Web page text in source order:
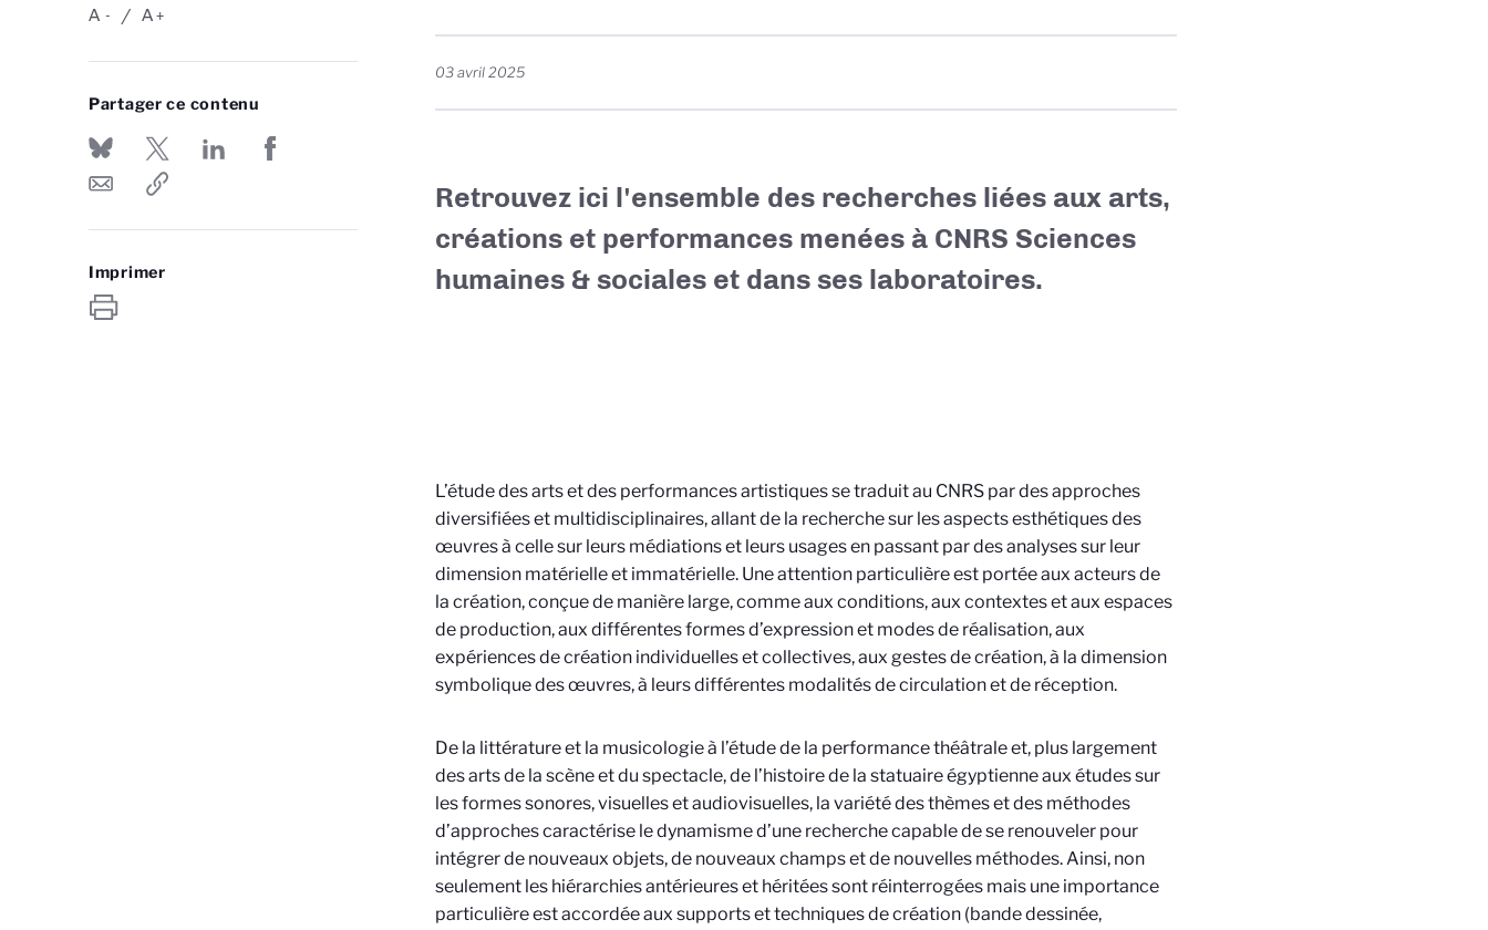
-
A +
A
Partager ce contenu
Imprimer
03 avril 2025
Retrouvez ici l'ensemble des recherches liées aux arts,
créations et performances menées à CNRS Sciences
humaines & sociales et dans ses laboratoires.
L’étude des arts et des performances artistiques se traduit au CNRS par des approches
diversifiées et multidisciplinaires, allant de la recherche sur les aspects esthétiques des
œuvres à celle sur leurs médiations et leurs usages en passant par des analyses sur leur
dimension matérielle et immatérielle. Une attention particulière est portée aux acteurs de
la création, conçue de manière large, comme aux conditions, aux contextes et aux espaces
de production, aux différentes formes d’expression et modes de réalisation, aux
expériences de création individuelles et collectives, aux gestes de création, à la dimension
symbolique des œuvres, à leurs différentes modalités de circulation et de réception.
De la littérature et la musicologie à l’étude de la performance théâtrale et, plus largement
des arts de la scène et du spectacle, de l’histoire de la statuaire égyptienne aux études sur
les formes sonores, visuelles et audiovisuelles, la variété des thèmes et des méthodes
d’approches caractérise le dynamisme d’une recherche capable de se renouveler pour
intégrer de nouveaux objets, de nouveaux champs et de nouvelles méthodes. Ainsi, non
seulement les hiérarchies antérieures et héritées sont réinterrogées mais une importance
particulière est accordée aux supports et techniques de création (bande dessinée,